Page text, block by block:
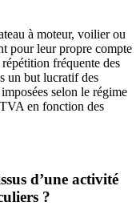
à moteur, voilier ou
pour leur propre compte
fréquente des
un but lucratif des
selon le régime
en fonction des
d’une activité
?